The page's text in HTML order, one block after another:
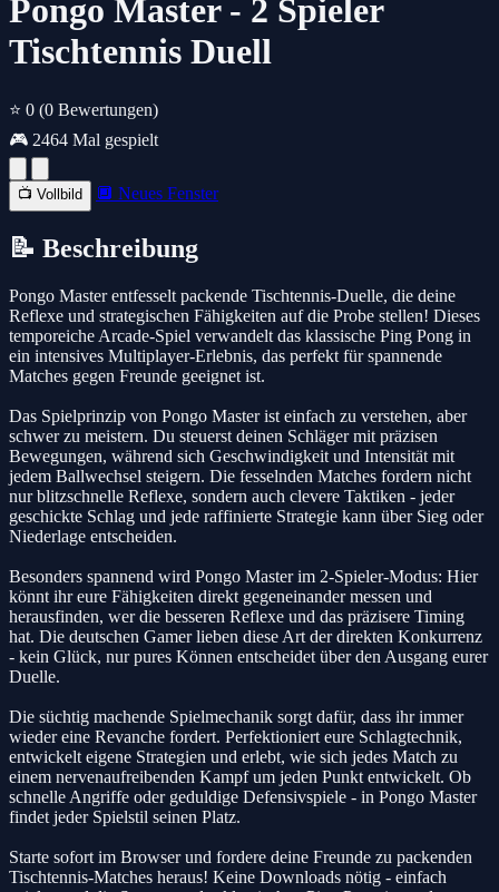
Pongo Master - 2 Spieler
Tischtennis Duell
⭐ 0 (0 Bewertungen)
🎮 2464 Mal gespielt
📺 Vollbild 🔲 Neues Fenster
📝 Beschreibung
Pongo Master entfesselt packende Tischtennis-Duelle, die deine
Reflexe und strategischen Fähigkeiten auf die Probe stellen! Dieses
temporeiche Arcade-Spiel verwandelt das klassische Ping Pong in
ein intensives Multiplayer-Erlebnis, das perfekt für spannende
Matches gegen Freunde geeignet ist.
Das Spielprinzip von Pongo Master ist einfach zu verstehen, aber
schwer zu meistern. Du steuerst deinen Schläger mit präzisen
Bewegungen, während sich Geschwindigkeit und Intensität mit
jedem Ballwechsel steigern. Die fesselnden Matches fordern nicht
nur blitzschnelle Reflexe, sondern auch clevere Taktiken - jeder
geschickte Schlag und jede raffinierte Strategie kann über Sieg oder
Niederlage entscheiden.
Besonders spannend wird Pongo Master im 2-Spieler-Modus: Hier
könnt ihr eure Fähigkeiten direkt gegeneinander messen und
herausfinden, wer die besseren Reflexe und das präzisere Timing
hat. Die deutschen Gamer lieben diese Art der direkten Konkurrenz
- kein Glück, nur pures Können entscheidet über den Ausgang eurer
Duelle.
Die süchtig machende Spielmechanik sorgt dafür, dass ihr immer
wieder eine Revanche fordert. Perfektioniert eure Schlagtechnik,
entwickelt eigene Strategien und erlebt, wie sich jedes Match zu
einem nervenaufreibenden Kampf um jeden Punkt entwickelt. Ob
schnelle Angriffe oder geduldige Defensivspiele - in Pongo Master
findet jeder Spielstil seinen Platz.
Starte sofort im Browser und fordere deine Freunde zu packenden
Tischtennis-Matches heraus! Keine Downloads nötig - einfach